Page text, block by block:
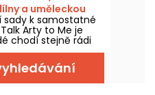
kolaborací.
a uměleckou
sady k samostatné
Arty to Me je
chodí stejně rádi
mezi uměleckými
restaurací.